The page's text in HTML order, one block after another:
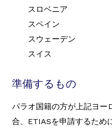
スロベニア
スペイン
スウェーデン
スイス
準備するもの
パラオ国籍の方が上記ヨー
合、ETIASを申請するため